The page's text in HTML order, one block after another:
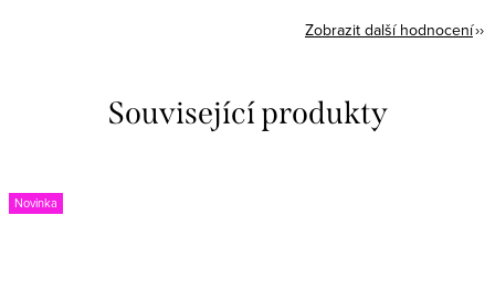
Zobrazit další hodnocení
Související produkty
Novinka